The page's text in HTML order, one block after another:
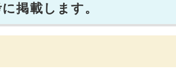
掲載します。